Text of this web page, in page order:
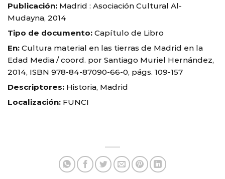
Publicación: Madrid : Asociación Cultural Al-
Mudayna, 2014
Tipo de documento: Capítulo de Libro
En: Cultura material en las tierras de Madrid en la
Edad Media / coord. por Santiago Muriel Hernández,
2014, ISBN 978-84-87090-66-0, págs. 109-157
Descriptores: Historia, Madrid
Localización: FUNCI